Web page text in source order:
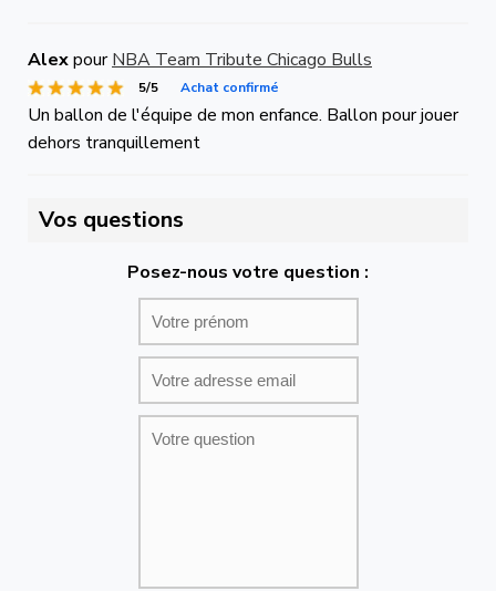
AlexpourNBA Team Tribute Chicago Bulls
5/5 Achat confirmé
Un ballon de l'équipe de mon enfance. Ballon pour jouer
dehors tranquillement
Vos questions
Posez-nous votre question :